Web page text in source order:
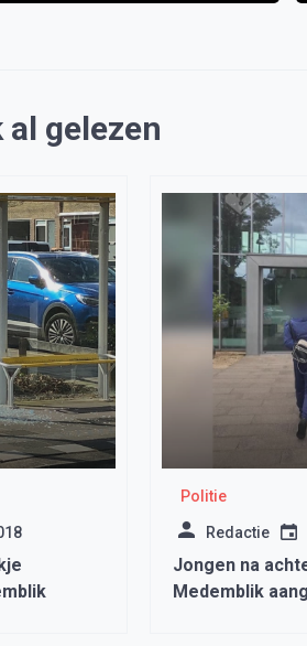
gelezen
Politie
Redactie
Jongen na
Medemblik